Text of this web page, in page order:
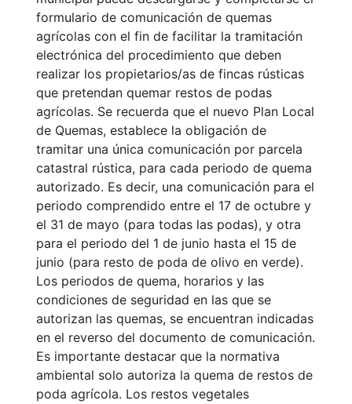
formulario de comunicación de quemas
agrícolas con el fin de facilitar la tramitación
electrónica del procedimiento que deben
realizar los propietarios/as de fincas rústicas
que pretendan quemar restos de podas
agrícolas. Se recuerda que el nuevo Plan Local
de Quemas, establece la obligación de
tramitar una única comunicación por parcela
catastral rústica, para cada periodo de quema
autorizado. Es decir, una comunicación para el
periodo comprendido entre el 17 de octubre y
el 31 de mayo (para todas las podas), y otra
para el periodo del 1 de junio hasta el 15 de
junio (para resto de poda de olivo en verde).
Los periodos de quema, horarios y las
condiciones de seguridad en las que se
autorizan las quemas, se encuentran indicadas
en el reverso del documento de comunicación.
Es importante destacar que la normativa
ambiental solo autoriza la quema de restos de
poda agrícola. Los restos vegetales